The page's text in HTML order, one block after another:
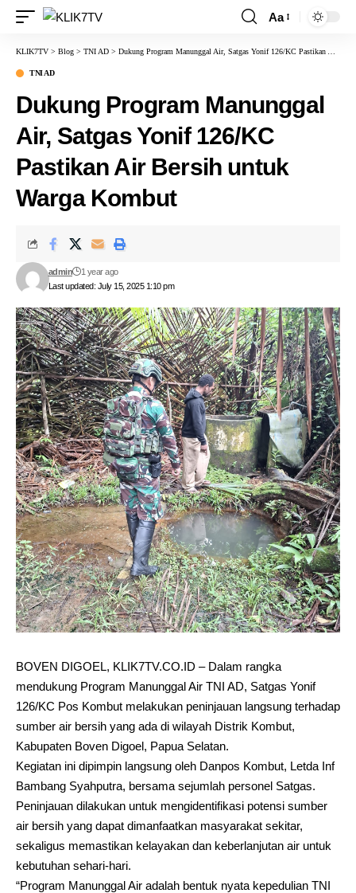
Aa
KLIK7TV > Blog > TNI AD > Dukung Program Manunggal Air, Satgas Yonif 126/KC Pastikan Air Bersih untuk Warga Kombut
TNI AD
Dukung Program Manunggal
Air, Satgas Yonif 126/KC
Pastikan Air Bersih untuk
Warga Kombut
Last updated: July 15, 2025 1:10 pm
admin 1 year ago
BOVEN DIGOEL, KLIK7TV.CO.ID – Dalam rangka
mendukung Program Manunggal Air TNI AD, Satgas Yonif
126/KC Pos Kombut melakukan peninjauan langsung terhadap
sumber air bersih yang ada di wilayah Distrik Kombut,
Kabupaten Boven Digoel, Papua Selatan.
Kegiatan ini dipimpin langsung oleh Danpos Kombut, Letda Inf
Bambang Syahputra, bersama sejumlah personel Satgas.
Peninjauan dilakukan untuk mengidentifikasi potensi sumber
air bersih yang dapat dimanfaatkan masyarakat sekitar,
sekaligus memastikan kelayakan dan keberlanjutan air untuk
kebutuhan sehari-hari.
“Program Manunggal Air adalah bentuk nyata kepedulian TNI